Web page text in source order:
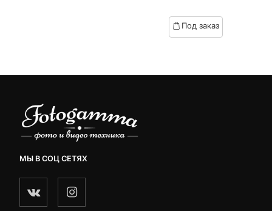
based
onПод заказ
МЫ В СОЦ СЕТЯХ